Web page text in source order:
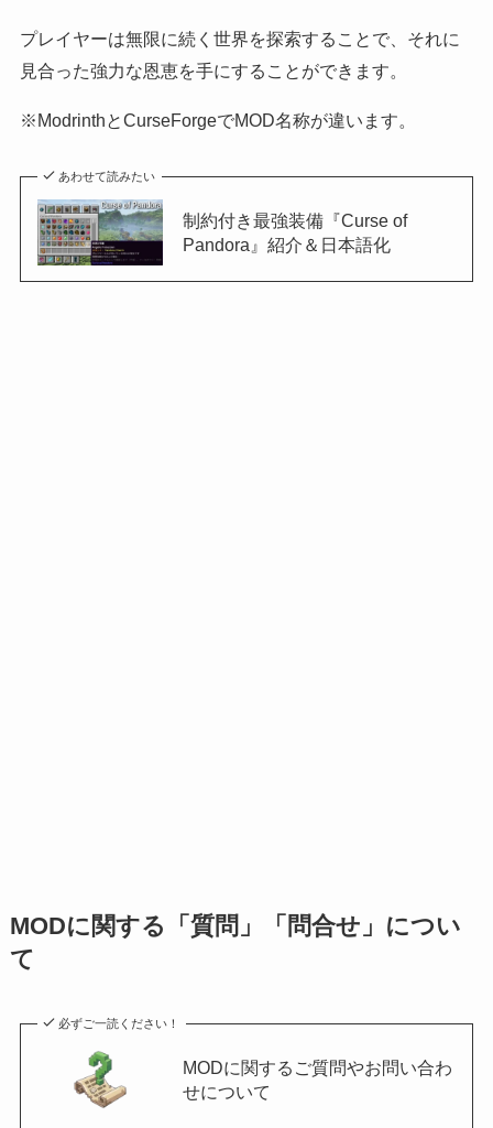
プレイヤーは無限に続く世界を探索することで、それに
見合った強力な恩恵を手にすることができます。
※ModrinthとCurseForgeでMOD名称が違います。
あわせて読みたい
制約付き最強装備『Curse of
Pandora』紹介＆日本語化
MODに関する「質問」「問合せ」につい
て
必ずご一読ください！
MODに関するご質問やお問い合わ
せについて